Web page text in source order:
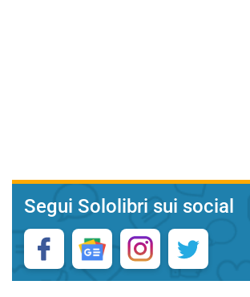
Segui Sololibri sui social